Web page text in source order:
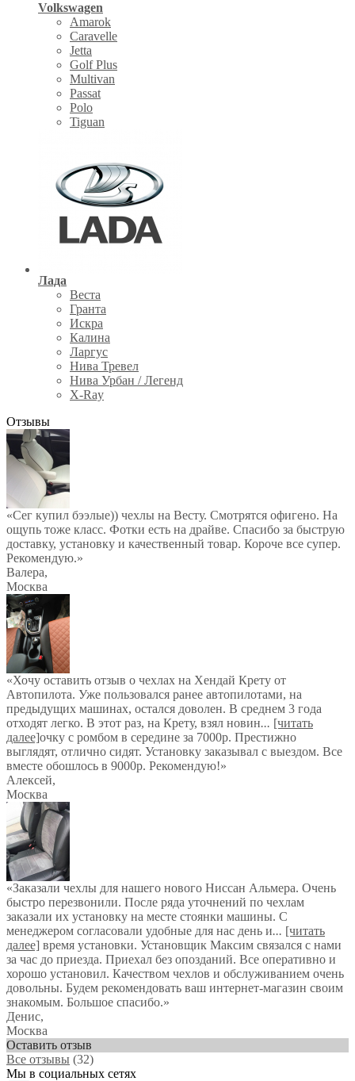
Volkswagen
Amarok
Caravelle
Jetta
Golf Plus
Multivan
Passat
Polo
Tiguan
Лада
Веста
Гранта
Искра
Калина
Ларгус
Нива Тревел
Нива Урбан / Легенд
X-Ray
Отзывы
«Сег купил бээлые)) чехлы на Весту. Смотрятся офигено. На
ощупь тоже класс. Фотки есть на драйве. Спасибо за быструю
доставку, установку и качественный товар. Короче все супер.
Рекомендую.»
Валера,
Москва
«Хочу оставить отзыв о чехлах на Хендай Крету от
Автопилота. Уже пользовался ранее автопилотами, на
предыдущих машинах, остался доволен. В среднем 3 года
отходят легко. В этот раз, на Крету, взял новин... [читать
далее]очку с ромбом в середине за 7000р. Престижно
выглядят, отлично сидят. Установку заказывал с выездом. Все
вместе обошлось в 9000р. Рекомендую!»
Алексей,
Москва
«Заказали чехлы для нашего нового Ниссан Альмера. Очень
быстро перезвонили. После ряда уточнений по чехлам
заказали их установку на месте стоянки машины. С
менеджером согласовали удобные для нас день и... [читать
далее] время установки. Установщик Максим связался с нами
за час до приезда. Приехал без опозданий. Все оперативно и
хорошо установил. Качеством чехлов и обслуживанием очень
довольны. Будем рекомендовать ваш интернет-магазин своим
знакомым. Большое спасибо.»
Денис,
Москва
Оставить отзыв
Все отзывы (32)
Мы в социальных сетях